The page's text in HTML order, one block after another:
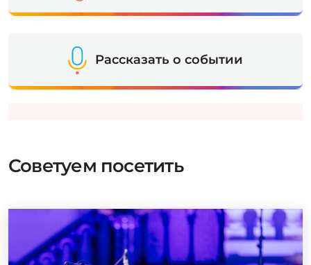
Рассказать о событии
Советуем посетить